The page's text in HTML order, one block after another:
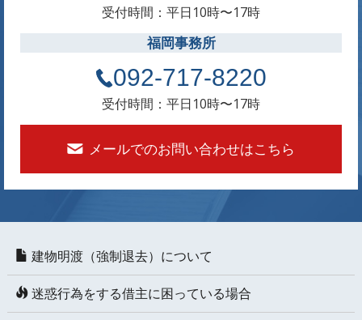
受付時間：平日10時〜17時
福岡事務所
092-717-8220
受付時間：平日10時〜17時
メールでのお問い合わせはこちら
建物明渡（強制退去）について
迷惑行為をする借主に困っている場合